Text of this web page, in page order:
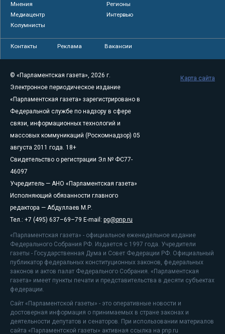
Мнения
Регионы
Медиацентр
Интервью
Колумнисты
Контакты Реклама Вакансии
© «Парламентская газета», 2026 г.
Электронное периодическое издание
«Парламентская газета» зарегистрировано в
Федеральной службе по надзору в сфере
связи, информационных технологий и
массовых коммуникаций (Роскомнадзор) 05
августа 2011 года. 18+
Свидетельство о регистрации Эл № ФС77-
46097
Учредитель — АНО «Парламентская газета»
Исполняющий обязанности главного
редактора — Абдуллаев М.Р.
Тел.: +7 (495) 637–69–79 E-mail: pg@pnp.ru
«Парламентская газета» - официальное еженедельное издание
Федерального Собрания РФ. Издается с 1997 года. Учредители
газеты - Государственная Дума и Совет Федерации РФ. Официальный
публикатор федеральных конституционных законов, федеральных
законов и актов палат Федерального Собрания. «Парламентская
газета» имеет пункты печати и представительства в десяти субъектах
федерации.
Сайт «Парламентской газеты» - это оперативные новости и
достоверная информация о принимаемых в стране законах и
деятельности депутатов и сенаторов. При использовании материалов
сайта «Парламентской газеты» активная ссылка на pnp.ru
Карта сайта